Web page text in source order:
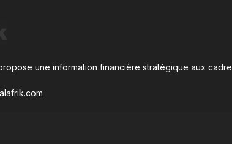
une information financière stratégique aux